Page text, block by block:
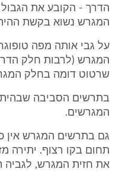
הדרך - הקובע את
המגרש נשוא בקשת
על גבי אותה מפה
המגרש (לרבות חלק
שרטוט דומה בחלק המגרש
בתרשים הסביבה
המגרשים.
גם בתרשים המגרש אין
תחום בקו רצוף. יתירה
את חזית המגרש,